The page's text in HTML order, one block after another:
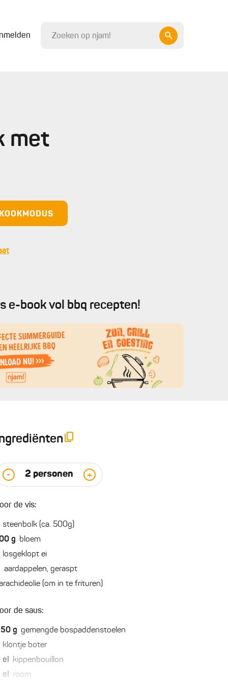
met
e-book vol bbq recepten!
- 2 personen +
de vis:
steenbolk (ca. 500g)
g bloem
losgeklopt ei
aardappelen, geraspt
(om in te frituren)
de saus:
g gemengde bospaddenstoelen
klontje boter
el kippenbouillon
el room